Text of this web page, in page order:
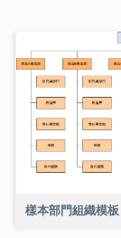
樣本部門組織模板